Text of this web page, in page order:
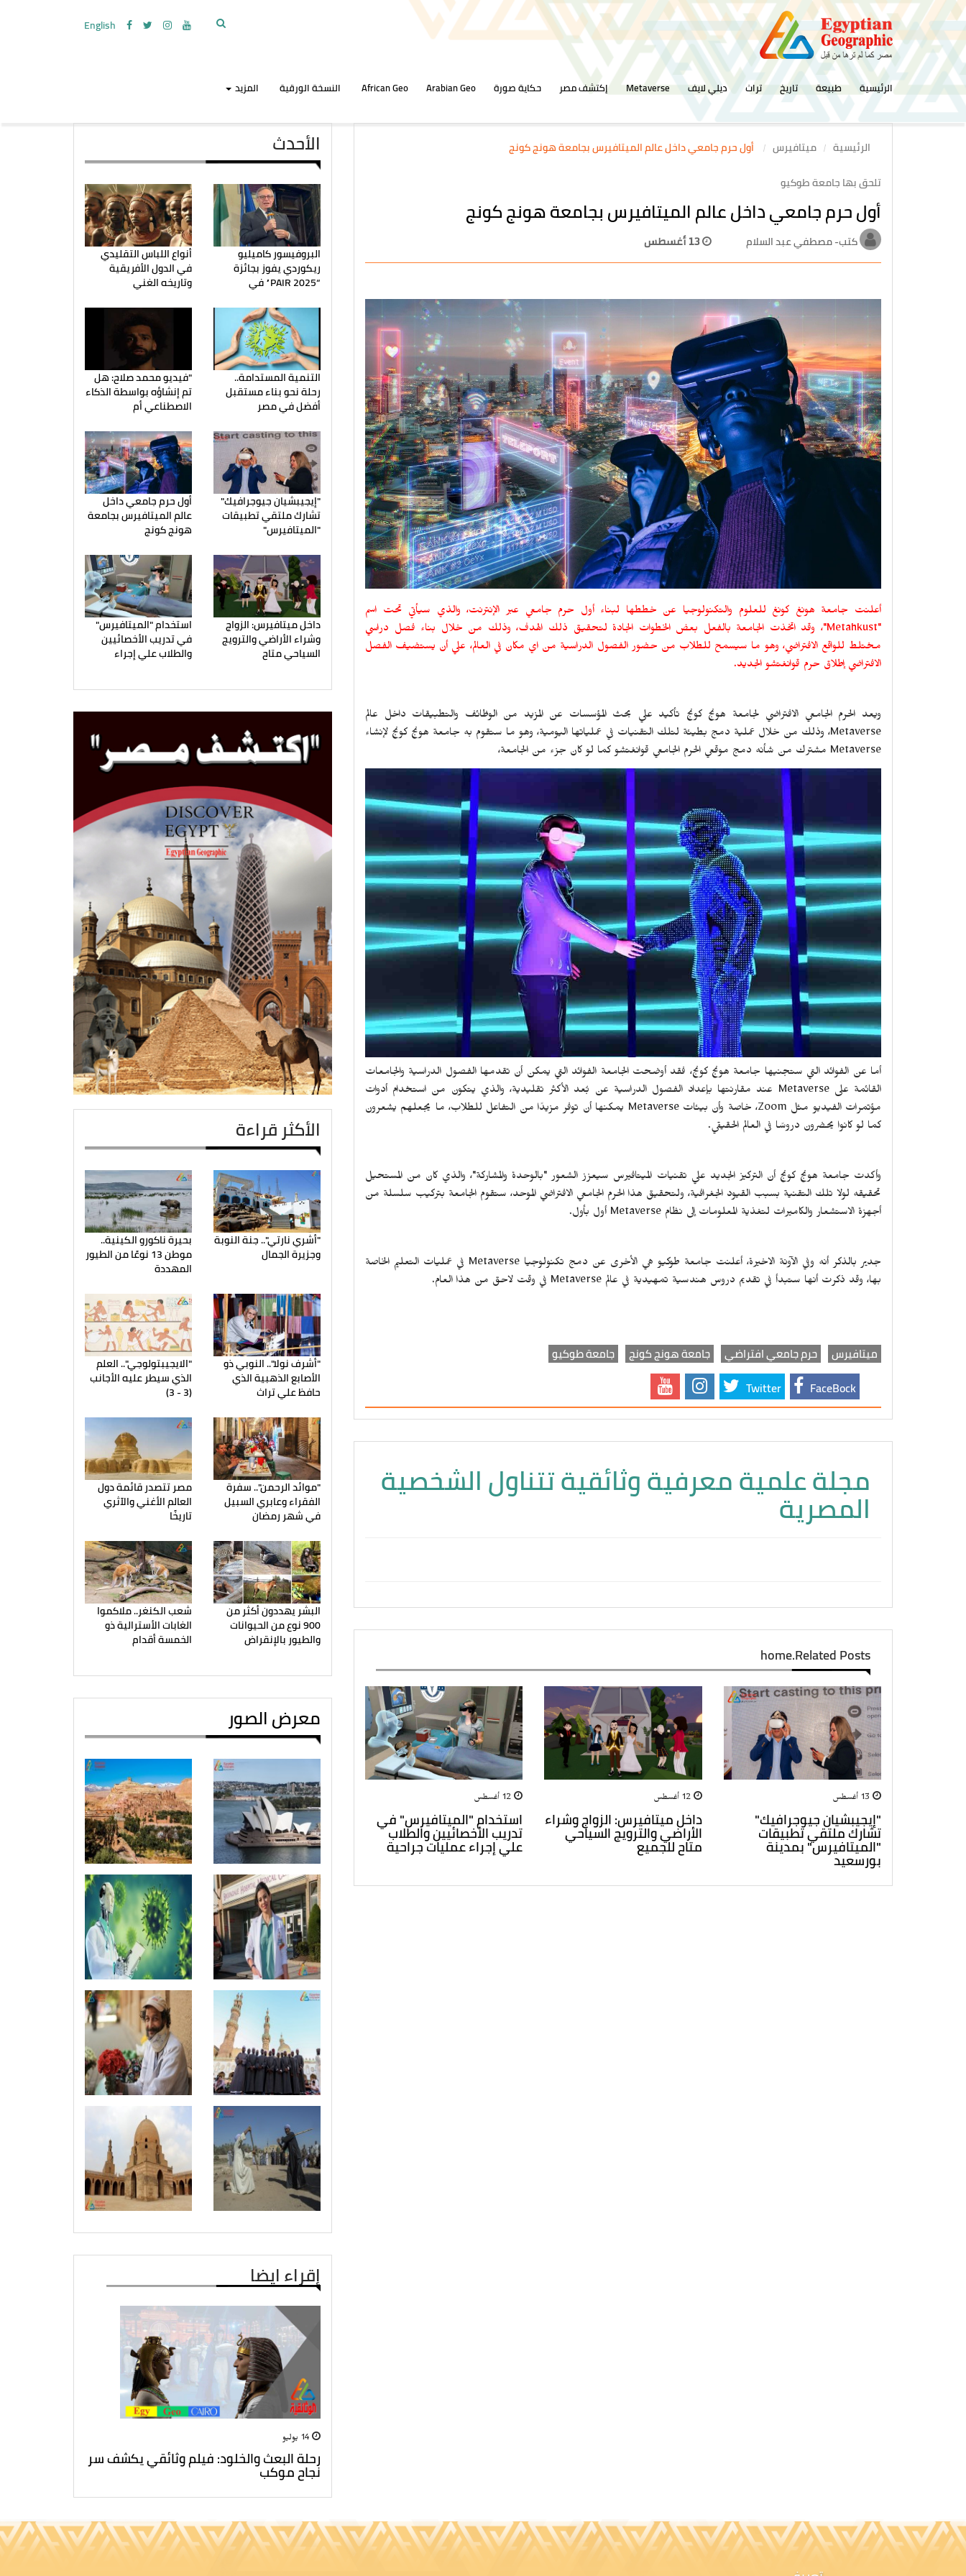
English
الرئيسية طبيعة تاريخ تراث ديلي لايف Metaverse إكتشف مصر حكاية صورة Arabian Geo
African Geo النسخة الورقية المزيد
الرئيسية ميتافيرس
أول حرم جامعي داخل عالم الميتافيرس بجامعة هونج كونج
تلحق بها جامعة طوكيو
أول حرم جامعي داخل عالم الميتافيرس بجامعة هونج كونج
كتب- مصطفي عبد السلام 13 أغسطس
أعلنت جامعة هونغ كونغ للعلوم والتكنولوجيا عن خططها لبناء أول حرم جامعي عبر الإنترنت، والذي سيأتي تحت اسم
"
Metahkust"، وقد اتخذت الجامعة بالفعل بعض الخطوات الجادة لتحقيق ذلك الهدف، وذلك من خلال بناء فصل دراسي
مختلط للواقع الافتراضي، وهو ما سيسمح للطلاب من حضور الفصول الدراسية من اي مكان في العالم، علي أن يستضيف الفصل
الافتراضي إطلاق حرم قوانغتشو الجديد.
ويعد الحرم الجامعي الافتراضي لجامعة هونج كونج تأكيد علي بحث المؤسسات عن المزيد من الوظائف والتطبيقات داخل عالم
Metaverse، وذلك من خلال عملية دمج بطيئة لتلك التقنيات في عملياتها اليومية، وهو ما ستقوم به جامعة هونج كونج لإنشاء
Metaverse مشترك من شأنه دمج موقعي الحرم الجامعي قوانغتشو كما لو كان جزء من الجامعة،
أما عن الفوائد التي ستجنيها جامعة هونج كونج، فقد أوضحت الجامعة الفوائد التي يمكن أن تقدمها الفصول الدراسية والجامعات
القائمة علىMetaverse عند مقارنتها بإعداد الفصول الدراسية عن بُعد الأكثر تقليدية، والذي يتكون من استخدام أدوات
مؤتمرات الفيديو مثل Zoom، خاصة وأن بيئاتMetaverse يمكنها أن توفر مزيدًا من التفاعل للطلاب، ما يجعلهم يشعرون
كما لو كانوا يحضرون دروسًا في العالم الحقيقي.
وأكدت جامعة هونج كونج أن التركيز الجديد علي تقنيات الميتافيرس سيعزز الشعور "بالوحدة والمشاركة"، والذي كان من المستحيل
تحقيقه لولا تلك التقنية بسبب القيود الجغرافية، ولتحقيق هذا الحرم الجامعي الافتراضي الموحد، ستقوم الجامعة بتركيب سلسلة من
أجهزة الاستشعار والكاميرات لتغذية المعلومات إلى نظام Metaverse أول بأول.
جدير بالذكر أنه وفي الآونة الاخيرة، أعلنت جامعة طوكيو هي الأخرى عن دمج تكنولوجيا Metaverse في عمليات التعليم الخاصة
بها، وقد ذكرت أنها ستبدأ في تقديم دروس هندسية تمهيدية في عالم Metaverse في وقت لاحق من هذا العام.
ميتافيرس حرم جامعي افتراضي جامعة هونج كونج جامعة طوكيو
FaceBock
Twitter
مجلة علمية معرفية وثائقية تتناول الشخصية
المصرية
home.Related Posts
"إيجيبشيان جيوجرافيك"
تشارك ملتقي تطبيقات
"الميتافيرس" بمدينة
بورسعيد
12 أغسطس
داخل ميتافيرس: الزواج وشراء
الأراضي والترويج السياحي
متاح للجميع
12 أغسطس
استخدام "الميتافيرس" في
تدريب الأخصائيين والطلاب
علي إجراء عمليات جراحية
الأحدث
البروفيسور كاميليو
ريكوردي يفوز بجائزة
“PAIR 2025” في
أنواع اللباس التقليدي
في الدول الأفريقية
وتاريخه الغني
التنمية المستدامة..
رحلة نحو بناء مستقبل
أفضل في مصر
"فيديو محمد صلاح: هل
تم إنشاؤه بواسطة الذكاء
الاصطناعي أم
"إيجيبشيان جيوجرافيك"
تشارك ملتقي تطبيقات
"الميتافيرس"
أول حرم جامعي داخل
عالم الميتافيرس بجامعة
هونج كونج
داخل ميتافيرس: الزواج
وشراء الأراضي والترويج
السياحي متاح
استخدام "الميتافيرس"
في تدريب الأخصائيين
والطلاب علي إجراء
الأكثر قراءة
"أشري نارتي".. جنة النوبة
وجزيرة الجمال
بحيرة ناكورو الكينية..
موطن 13 نوعًا من الطيور
المهددة
"أشرف نولا".. النوبي ذو
الأصابع الذهبية الذي
حافظ علي تراث
"الايجيبتولوجي".. العلم
الذي سيطر عليه الأجانب
(3 - 3)
"موائد الرحمن".. سفرة
الفقراء وعابري السبيل
في شهر رمضان
مصر تتصدر قائمة دول
العالم الأغني والآثري
تاريخًا
البشر يهددون أكثر من
900 نوع من الحيوانات
والطيور بالإنقراض
شعب الكنغر.. ملاكموا
الغابات الأسترالية ذو
الخمسة أقدام
معرض الصور
إقراء ايضا
رحلة البعث والخلود: فيلم وثائقي يكشف سر
نجاح موكب